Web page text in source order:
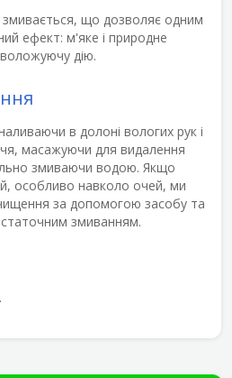
що дозволяє одним
ефект: м'яке і природне
дію.
в долоні вологих рук і
масажуючи для видалення
змиваючи водою. Якщо
особливо навколо очей, ми
за допомогою засобу та
змиванням.